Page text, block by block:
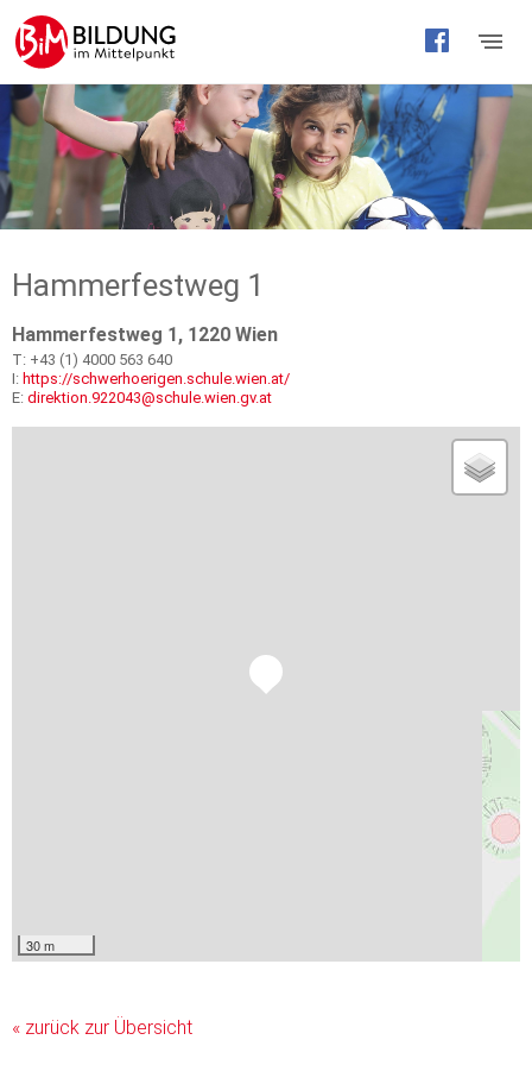
Barrierefreie
Bedienung
der
Webseite
Hammerfestweg 1
Hammerfestweg 1, 1220 Wien
T: +43 (1) 4000 563 640
I: https://schwerhoerigen.schule.wien.at/
E: direktion.922043@schule.wien.gv.at
30 m
« zurück zur Übersicht